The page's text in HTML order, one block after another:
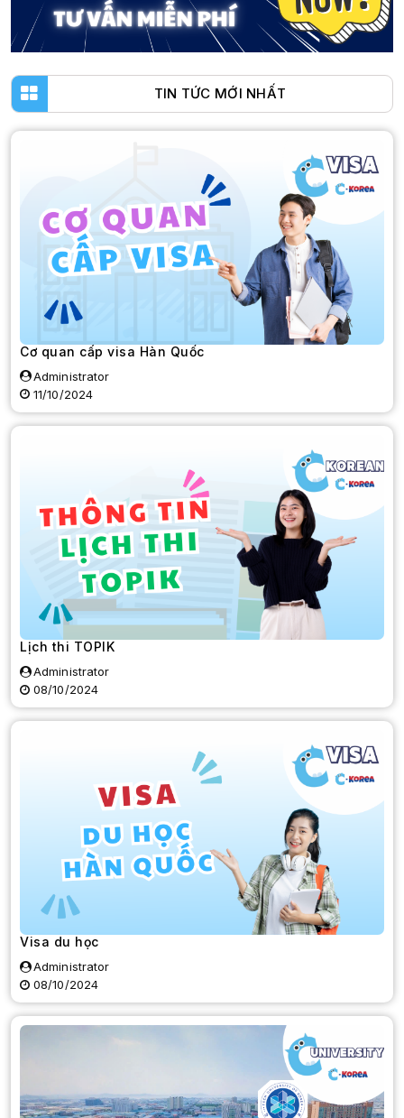
TIN TỨC MỚI NHẤT
Cơ quan cấp visa Hàn Quốc
Administrator
11/10/2024
Lịch thi TOPIK
Administrator
08/10/2024
Visa du học
Administrator
08/10/2024